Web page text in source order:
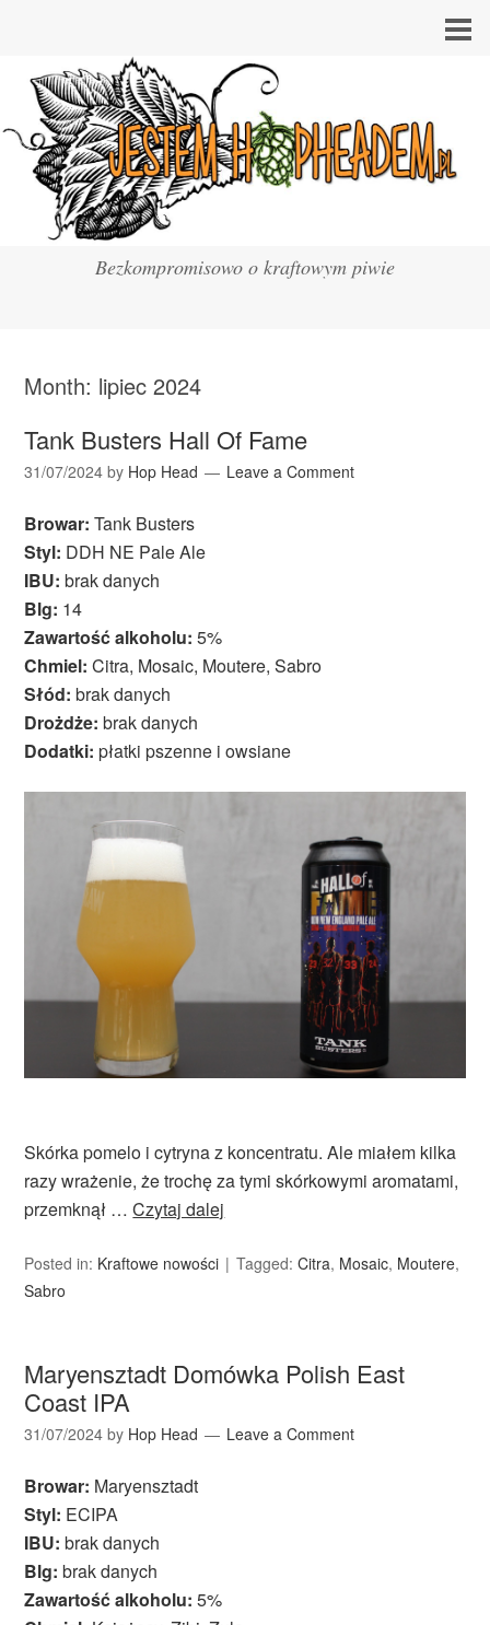
Bezkompromisowo o kraftowym piwie
Month: lipiec 2024
Tank Busters Hall Of Fame
31/07/2024 by Hop Head Leave a Comment
Browar: Tank Busters
Styl: DDH NE Pale Ale
IBU: brak danych
Blg: 14
Zawartość alkoholu: 5%
Chmiel: Citra, Mosaic, Moutere, Sabro
Słód: brak danych
Drożdże: brak danych
Dodatki: płatki pszenne i owsiane
Skórka pomelo i cytryna z koncentratu. Ale miałem kilka
razy wrażenie, że trochę za tymi skórkowymi aromatami,
przemknął …Czytaj dalej
Posted in: Kraftowe nowości Tagged:Citra, Mosaic, Moutere,
Sabro
Maryensztadt Domówka Polish East
Coast IPA
31/07/2024 by Hop Head Leave a Comment
Browar: Maryensztadt
Styl: ECIPA
IBU: brak danych
Blg: brak danych
Zawartość alkoholu: 5%